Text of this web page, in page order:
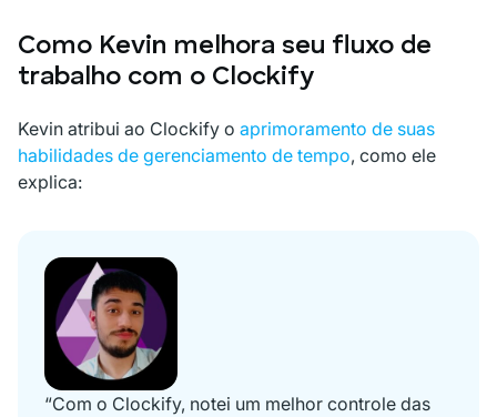
Como Kevin melhora seu fluxo de
trabalho com o Clockify
Kevin atribui ao Clockify o aprimoramento de suas
habilidades de gerenciamento de tempo, como ele
explica:
“Com o Clockify, notei um melhor controle das